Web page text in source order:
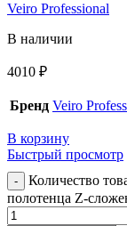
Veiro Professional
В наличии
4010 ₽
Бренд Veiro
В корзину
Быстрый просмотр
Количество
полотенца Z-